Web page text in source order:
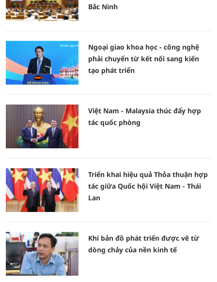
Bắc Ninh
Ngoại giao khoa học - công nghệ
phải chuyển từ kết nối sang kiến
tạo phát triển
Việt Nam - Malaysia thúc đẩy hợp
tác quốc phòng
Triển khai hiệu quả Thỏa thuận hợp
tác giữa Quốc hội Việt Nam - Thái
Lan
Khi bản đồ phát triển được vẽ từ
dòng chảy của nền kinh tế